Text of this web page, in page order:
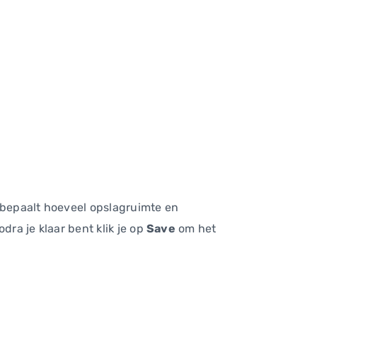
hoeveel opslagruimte en
je klaar bent klik je opSave om het